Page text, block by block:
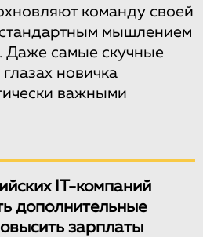
команду своей
мышлением
Даже самые скучные
новичка
важными
IT-компаний
дополнительные
зарплаты